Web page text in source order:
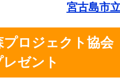
宮古島市
プロジェクト協
ゼント